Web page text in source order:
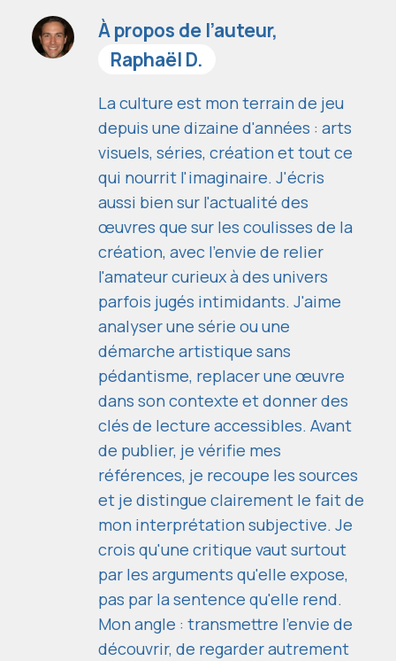
À propos de l’auteur,
Raphaël D.
La culture est mon terrain de jeu
depuis une dizaine d'années : arts
visuels, séries, création et tout ce
qui nourrit l'imaginaire. J'écris
aussi bien sur l'actualité des
œuvres que sur les coulisses de la
création, avec l'envie de relier
l'amateur curieux à des univers
parfois jugés intimidants. J'aime
analyser une série ou une
démarche artistique sans
pédantisme, replacer une œuvre
dans son contexte et donner des
clés de lecture accessibles. Avant
de publier, je vérifie mes
références, je recoupe les sources
et je distingue clairement le fait de
mon interprétation subjective. Je
crois qu'une critique vaut surtout
par les arguments qu'elle expose,
pas par la sentence qu'elle rend.
Mon angle : transmettre l'envie de
découvrir, de regarder autrement